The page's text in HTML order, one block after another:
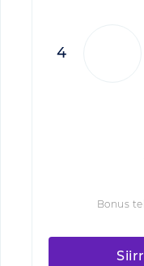
4
Bonus